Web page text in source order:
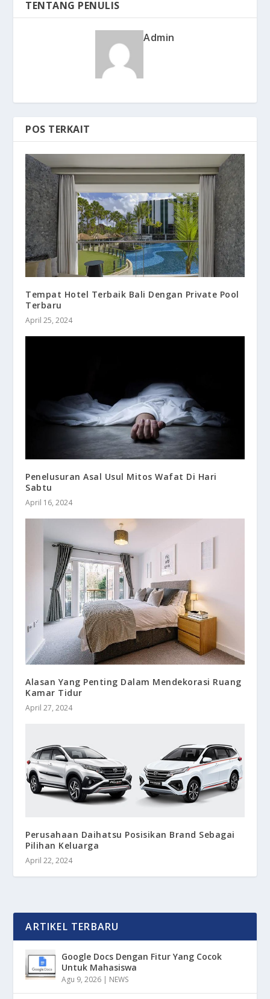
TENTANG PENULIS
Admin
POS TERKAIT
Tempat Hotel Terbaik Bali Dengan Private Pool
Terbaru
April 25, 2024
Penelusuran Asal Usul Mitos Wafat Di Hari
Sabtu
April 16, 2024
Alasan Yang Penting Dalam Mendekorasi Ruang
Kamar Tidur
April 27, 2024
Perusahaan Daihatsu Posisikan Brand Sebagai
Pilihan Keluarga
April 22, 2024
ARTIKEL TERBARU
Google Docs Dengan Fitur Yang Cocok
Untuk Mahasiswa
Agu 9, 2026 NEWS